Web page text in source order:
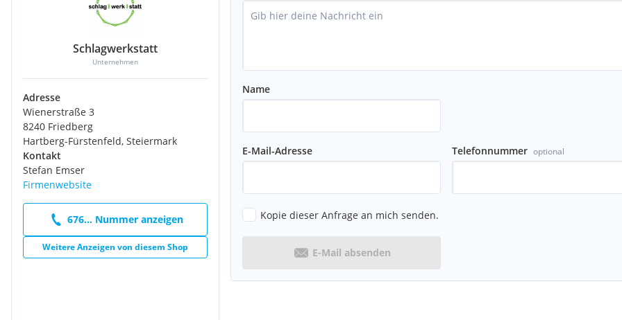
Schlagwerkstatt
Unternehmen
Adresse
Wienerstraße 3
8240 Friedberg
Hartberg-Fürstenfeld, Steiermark
Kontakt
Stefan Emser
Firmenwebsite
676... Nummer anzeigen
Weitere Anzeigen von diesem Shop
Name
E-Mail-Adresse Telefonnummer optional
Kopie dieser Anfrage an mich senden.
E-Mail absenden